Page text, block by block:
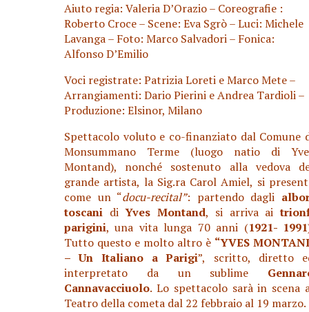
Aiuto regia: Valeria D’Orazio – Coreografie :
Roberto Croce – Scene: Eva Sgrò – Luci: Michele
Lavanga – Foto: Marco Salvadori – Fonica:
Alfonso D’Emilio
Voci registrate: Patrizia Loreti e Marco Mete –
Arrangiamenti: Dario Pierini e Andrea Tardioli –
Produzione: Elsinor, Milano
Spettacolo voluto e co-finanziato dal Comune
Monsummano Terme (luogo natio di
Montand), nonché sostenuto alla vedova
grande artista, la Sig.ra Carol Amiel, si
come un “docu-recital”: partendo dagli
toscani diYves Montand, si arriva ai
parigini, una vita lunga 70 anni (1921- 1991
Tutto questo e molto altro è “YVES
– Un Italiano a Parigi”,
scritto, diretto
interpretato da un sublime
Cannavacciuolo. Lo spettacolo sarà in scena
Teatro della cometa dal 22 febbraio al 19 marzo.